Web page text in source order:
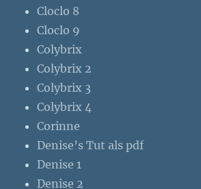
Cloclo 8
Cloclo 9
Colybrix
Colybrix 2
Colybrix 3
Colybrix 4
Corinne
Denise’s Tut als pdf
Denise 1
Denise 2